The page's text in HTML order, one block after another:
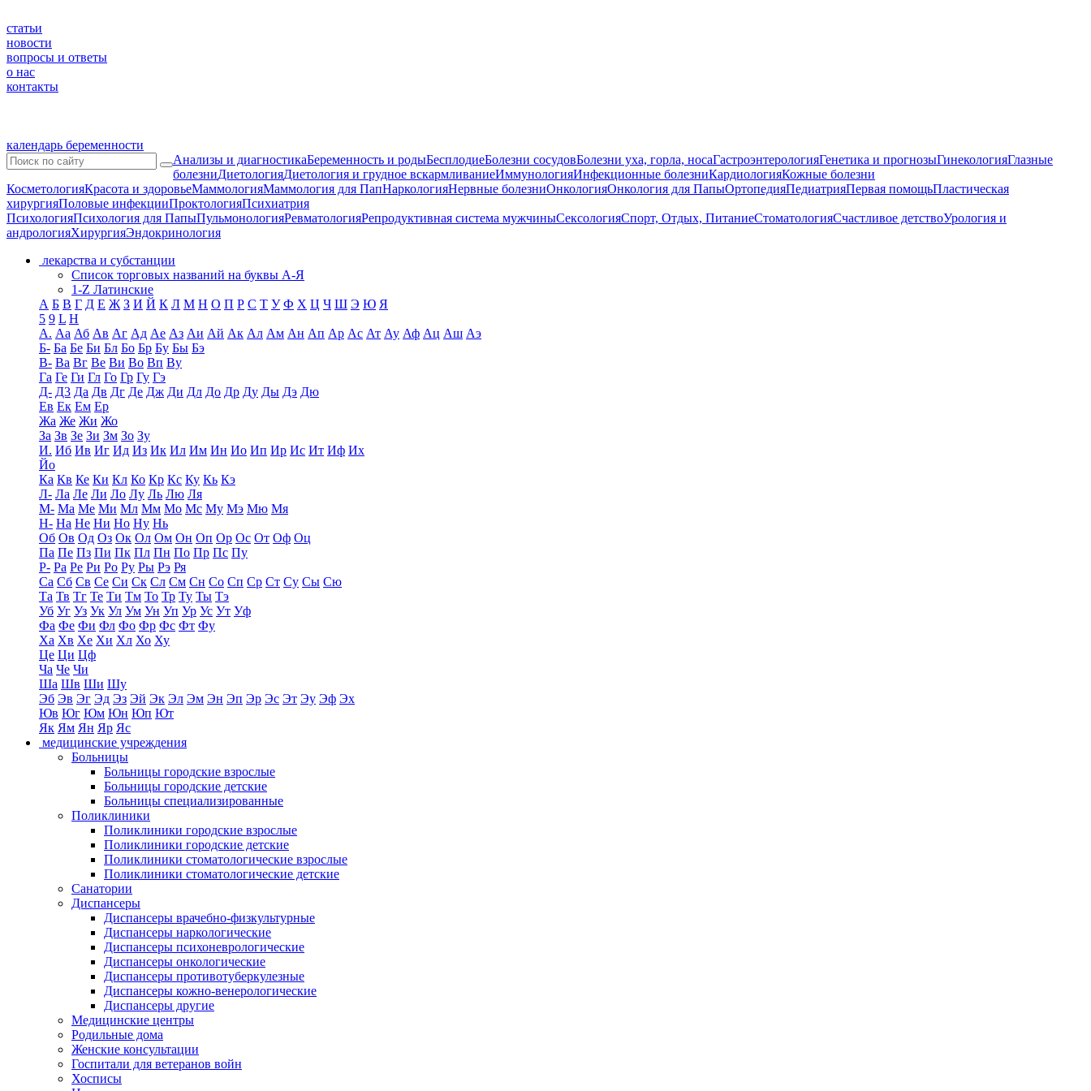
статьи
новости
вопросы и ответы
о нас
контакты
календарь беременности
Анализы и диагностикаБеременность и родыБесплодиеБолезни сосудовБолезни уха, горла, носаГастроэнтерологияГенетика и прогнозыГинекологияГлазные
болезниДиетологияДиетология и грудное вскармливаниеИммунологияИнфекционные болезниКардиологияКожные болезни
КосметологияКрасота и здоровьеМаммологияМаммология для ПапНаркологияНервные болезниОнкологияОнкология для ПапыОртопедияПедиатрияПервая помощьПластическая
хирургияПоловые инфекцииПроктологияПсихиатрия
ПсихологияПсихология для ПапыПульмонологияРевматологияРепродуктивная система мужчиныСексологияСпорт, Отдых, ПитаниеСтоматологияСчастливое детствоУрология и
андрологияХирургияЭндокринология
лекарства и субстанции
Список торговых названий на буквы А-Я
1-Z Латинские
А Б В Г Д Е Ж З И Й К Л М Н О П Р С Т У Ф Х Ц Ч Ш Э Ю Я
5 9 L H
А. Аа Аб Ав Аг Ад Ае Аз Аи Ай Ак Ал Ам Ан Ап Ар Ас Ат Ау Аф Ац Аш Аэ
Б- Ба Бе Би Бл Бо Бр Бу Бы Бэ
В- Ва Вг Ве Ви Во Вп Ву
Га Ге Ги Гл Го Гр Гу Гэ
Д- Д3 Да Дв Дг Де Дж Ди Дл До Др Ду Ды Дэ Дю
Ев Ек Ем Ер
Жа Же Жи Жо
За Зв Зе Зи Зм Зо Зу
И. Иб Ив Иг Ид Из Ик Ил Им Ин Ио Ип Ир Ис Ит Иф Их
Йо
Ка Кв Ке Ки Кл Ко Кр Кс Ку Кь Кэ
Л- Ла Ле Ли Ло Лу Ль Лю Ля
М- Ма Ме Ми Мл Мм Мо Мс Му Мэ Мю Мя
Н- На Не Ни Но Ну Нь
Об Ов Од Оз Ок Ол Ом Он Оп Ор Ос От Оф Оц
Па Пе Пз Пи Пк Пл Пн По Пр Пс Пу
Р- Ра Ре Ри Ро Ру Ры Рэ Ря
Са Сб Св Се Си Ск Сл См Сн Со Сп Ср Ст Су Сы Сю
Та Тв Тг Те Ти Тм То Тр Ту Ты Тэ
Уб Уг Уз Ук Ул Ум Ун Уп Ур Ус Ут Уф
Фа Фе Фи Фл Фо Фр Фс Фт Фу
Ха Хв Хе Хи Хл Хо Ху
Це Ци Цф
Ча Че Чи
Ша Шв Ши Шу
Эб Эв Эг Эд Эз Эй Эк Эл Эм Эн Эп Эр Эс Эт Эу Эф Эх
Юв Юг Юм Юн Юп Ют
Як Ям Ян Яр Яс
медицинские учреждения
Больницы
Больницы городские взрослые
Больницы городские детские
Больницы специализированные
Поликлиники
Поликлиники городские взрослые
Поликлиники городские детские
Поликлиники стоматологические взрослые
Поликлиники стоматологические детские
Санатории
Диспансеры
Диспансеры врачебно-физкультурные
Диспансеры наркологические
Диспансеры психоневрологические
Диспансеры онкологические
Диспансеры противотуберкулезные
Диспансеры кожно-венерологические
Диспансеры другие
Медицинские центры
Родильные дома
Женские консультации
Госпитали для ветеранов войн
Хосписы